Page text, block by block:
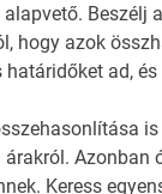
Beszélj
hogy azok
ad,
Keress